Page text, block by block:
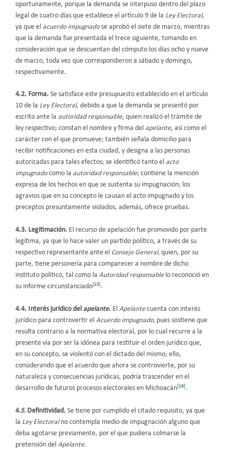
oportunamente, porque la demanda se interpuso dentro del plazo
legal de cuatro días que establece el artículo 9 de la Ley Electoral,
ya que el acuerdo impugnadose aprobó el siete de marzo, mientras
que la demanda fue presentada el trece siguiente, tomando en
consideración que se descuentan del cómputo los días ocho y nueve
de marzo, toda vez que correspondieron a sábado y domingo,
respectivamente.
4.2. Forma. Se satisface este presupuesto establecido en el artículo
10 de la Ley Electoral, debido a que la demanda se presentó por
escrito ante la autoridad responsable, quien realizó el trámite de
ley respectivo; constan el nombre y firma del apelante, así como el
carácter con el que promueve; también señala domicilio para
recibir notificaciones en esta ciudad, y designa a las personas
autorizadas para tales efectos; se identificó tanto el acto
impugnadocomo la autoridad responsable; contiene la mención
expresa de los hechos en que se sustenta su impugnación; los
agravios que en su concepto le causan el acto impugnado y los
preceptos presuntamente violados, además, ofrece pruebas.
4.3. Legitimación. El recurso de apelación fue promovido por parte
legítima, ya que lo hace valer un partido político, a través de su
respectivo representante ante el Consejo General, quien, por su
parte, tiene personería para comparecer a nombre de dicho
instituto político, tal como la Autoridad responsablelo reconoció en
su informe circunstanciado[15].
4.4. Interés jurídico del apelante. El Apelantecuenta con interés
jurídico para controvertir el Acuerdo impugnado, pues sostiene que
resulta contrario a la normativa electoral, por lo cual recurre a la
presente vía por ser la idónea para restituir el orden jurídico que,
en su concepto, se violentó con el dictado del mismo; ello,
considerando que el acuerdo que ahora se controvierte, por su
naturaleza y consecuencias jurídicas, podría trascender en el
desarrollo de futuros procesos electorales en Michoacán[16].
4.5. Definitividad. Se tiene por cumplido el citado requisito, ya que
la Ley Electoralno contempla medio de impugnación alguno que
deba agotarse previamente, por el que pudiera colmarse la
pretensión del Apelante.